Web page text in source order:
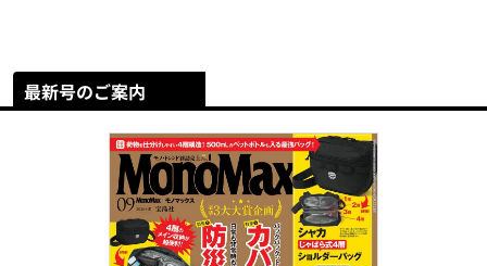
最新号のご案内